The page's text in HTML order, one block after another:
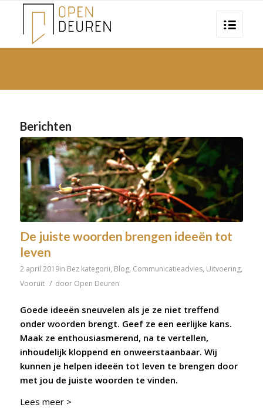
Berichten
De juiste woorden brengen ideeën tot
leven
2 april 2019in Bez kategorii, Blog, Communicatieadvies, Uitvoering,
Vooruit / door Open Deuren
Goede ideeën sneuvelen als je ze niet treffend
onder woorden brengt. Geef ze een eerlijke kans.
Maak ze enthousiasmerend, na te vertellen,
inhoudelijk kloppend en onweerstaanbaar. Wij
kunnen je helpen ideeën tot leven te brengen door
met jou de juiste woorden te vinden.
Lees meer >